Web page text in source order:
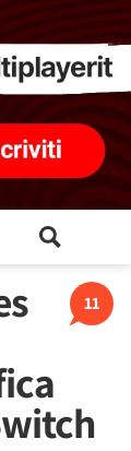
11